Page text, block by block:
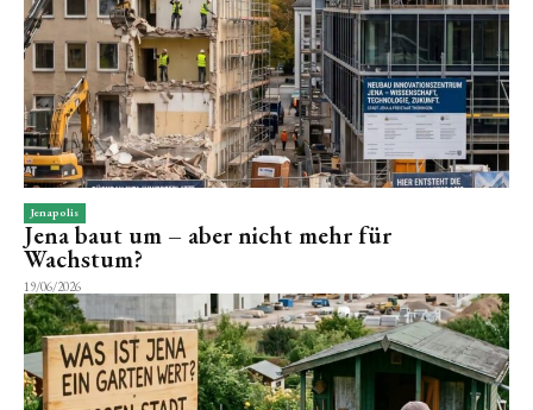
Jenapolis
Jena baut um – aber nicht mehr für
Wachstum?
19/06/2026